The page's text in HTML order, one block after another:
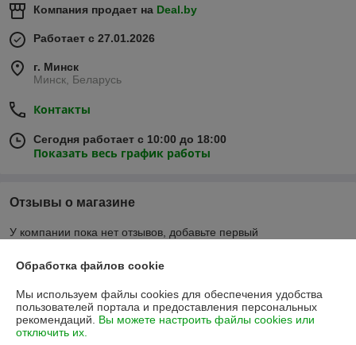
Компания продает на Deal.by
Работает с 27.01.2026
г. Минск
Минск, Беларусь
Контакты
Сегодня работает с 10:00 до 18:00
Показать весь график работы
Отзывы о магазине
У компании пока нет отзывов, добавьте первый
Контакты
Обработка файлов cookie
Мы используем файлы cookies для обеспечения удобства
пользователей портала и предоставления персональных
рекомендаций. Вы можете настроить файлы cookies или
отключить их.